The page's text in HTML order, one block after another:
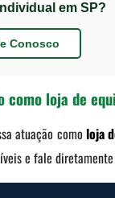
em SP?
Conosco
como loja de
atuação como loja
e fale